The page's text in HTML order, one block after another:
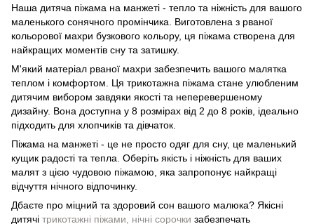
Наша дитяча піжама на манжеті - тепло та ніжність для вашого
маленького сонячного промінчика. Виготовлена з рваної
кольорової махри бузкового кольору, ця піжама створена для
найкращих моментів сну та затишку.
М'який матеріал рваної махри забезпечить вашого малятка
теплом і комфортом. Ця трикотажна піжама стане улюбленим
дитячим вибором завдяки якості та неперевершеному
дизайну. Вона доступна у 8 розмірах від 2 до 8 років, ідеально
підходить для хлопчиків та дівчаток.
Піжама на манжеті - це не просто одяг для сну, це маленький
кущик радості та тепла. Оберіть якість і ніжність для ваших
малят з цією чудовою піжамою, яка запропонує найкращі
відчуття нічного відпочинку.
Дбаєте про міцний та здоровий сон вашого малюка? Якісні
дитячі трикотажні піжами, нічні сорочки забезпечать